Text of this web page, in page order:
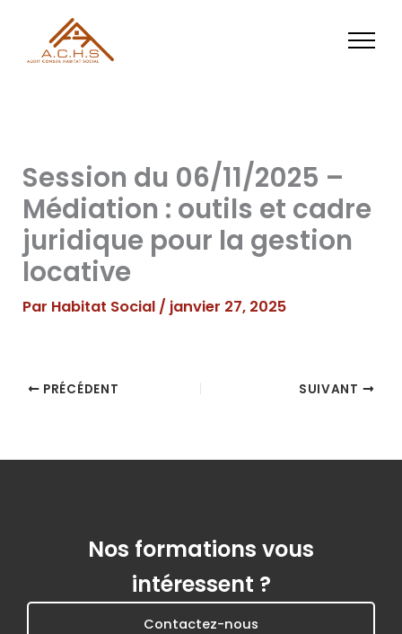
contenu
Session du 06/11/2025 –
Médiation : outils et cadre
juridique pour la gestion
locative
Par Habitat Social / janvier 27, 2025
PRÉCÉDENT SUIVANT
Nos formations vous
intéressent ?
Contactez-nous